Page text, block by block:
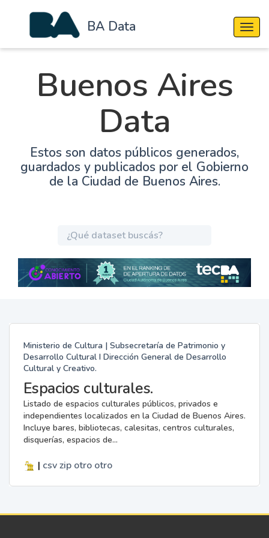
BA Data
Buenos Aires
Data
Estos son datos públicos generados,
guardados y publicados por el Gobierno
de la Ciudad de Buenos Aires.
Ministerio de Cultura | Subsecretaría de Patrimonio y
Desarrollo Cultural I Dirección General de Desarrollo
Cultural y Creativo.
Espacios culturales.
Listado de espacios culturales públicos, privados e
independientes localizados en la Ciudad de Buenos Aires.
Incluye bares, bibliotecas, calesitas, centros culturales,
disquerías, espacios de...
| csv zip otro otro